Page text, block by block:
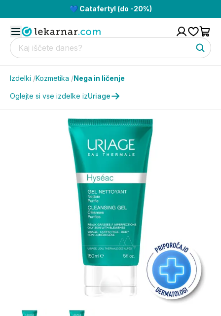
💙 Catafertyl (do -20%)
Izdelki /Kozmetika /Nega in ličenje
Oglejte si vse izdelke izUriage